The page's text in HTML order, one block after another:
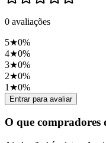
0 avaliações
5★0%
4★0%
3★0%
2★0%
1 ★0%
Entrar para avaliar
O que compradores